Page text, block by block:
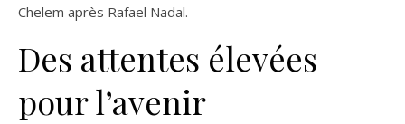
Chelem après Rafael Nadal.
Des attentes élevées
pour l’avenir